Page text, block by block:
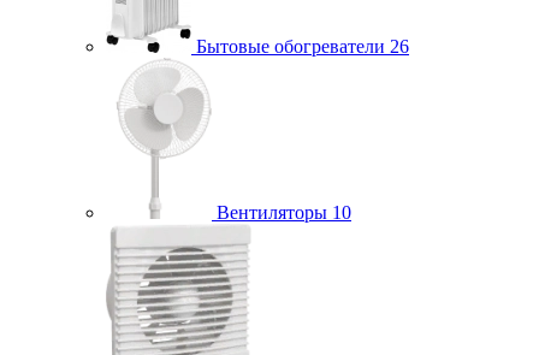
Бытовые обогреватели 26
Вентиляторы 10